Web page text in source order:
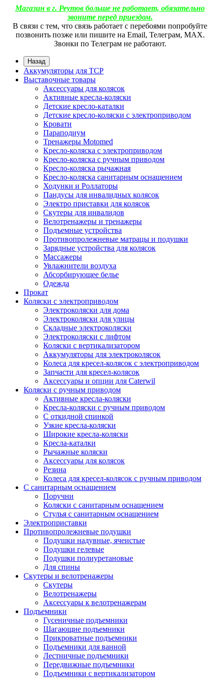
Магазин в г. Реутов больше не работает, обязательно
звоните перед приездом.
В связи с тем, что связь работает с перебоями попробуйте
позвонить позже или пишите на Email, Телеграм, МАХ.
Звонки по Телеграм не работают.
Назад
Аккумуляторы для ТСР
Выставочные товары
Аксессуары для колясок
Активные кресла-коляски
Детские кресло-каталки
Детские кресло-коляски с электроприводом
Кровати
Параподиум
Тренажеры Motomed
Кресло-коляска с электроприводом
Кресло-коляска с ручным приводом
Кресло-коляска рычажная
Кресло-коляска санитарным оснащением
Ходунки и Роллаторы
Пандусы для инвалидных колясок
Электро приставки для колясок
Скутеры для инвалидов
Велотренажеры и тренажеры
Подъемные устройства
Противопролежневые матрацы и подушки
Зарядные устройства для колясок
Массажеры
Увлажнители воздуха
Абсорбирующее белье
Одежда
Прокат
Коляски с электроприводом
Электроколяски для дома
Электроколяски для улицы
Складные электроколяски
Электроколяски с лифтом
Коляски с вертикализатором
Аккумуляторы для электроколясок
Колеса для кресел-колясок с электроприводом
Запчасти для кресел-колясок
Аксессуары и опции для Caterwil
Коляски с ручным приводом
Активные кресла-коляски
Кресла-коляски с ручным приводом
С откидной спинкой
Узкие кресла-коляски
Широкие кресла-коляски
Кресла-каталки
Рычажные коляски
Аксессуары для колясок
Резина
Колеса для кресел-колясок с ручным приводом
С санитарным оснащением
Поручни
Коляски с санитарным оснащением
Стулья с санитарным оснащением
Электроприставки
Противопролежневые подушки
Подушки надувные, ячеистые
Подушки гелевые
Подушки полиуретановые
Для спины
Скутеры и велотренажеры
Скутеры
Велотренажеры
Аксессуары к велотренажерам
Подъемники
Гусеничные подъемники
Шагающие подъемники
Прикроватные подъемники
Подъемники для ванной
Лестничные подъемники
Передвижные подъемники
Подъемники с вертикализатором